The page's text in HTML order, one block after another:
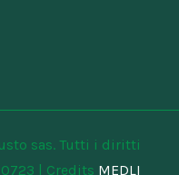
sas. Tutti i diritti
| Credits MEDLI